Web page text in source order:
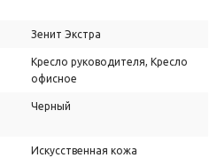
Зенит Экстра
Кресло руководителя, Кресло
офисное
Черный
Искусственная кожа